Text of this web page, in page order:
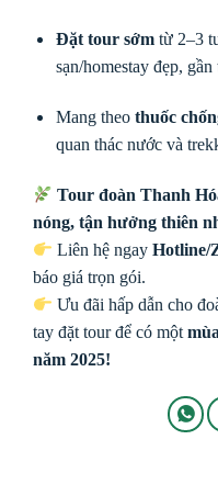
Đặt tour sớmtừ 2–3
sạn/homestay đẹp, gần
Mang theo thuốc
quan thác nước và
Tour đoàn Thanh
nóng, tận hưởng thiên
Liên hệ ngayHotline/
báo giá trọn gói.
Ưu đãi hấp dẫn cho
tay đặt tour để có một
năm 2025!